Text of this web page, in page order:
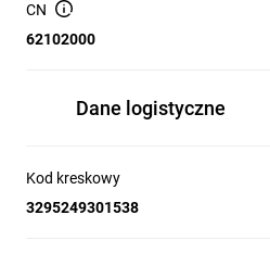
CN
62102000
Dane logistyczne
Kod kreskowy
3295249301538